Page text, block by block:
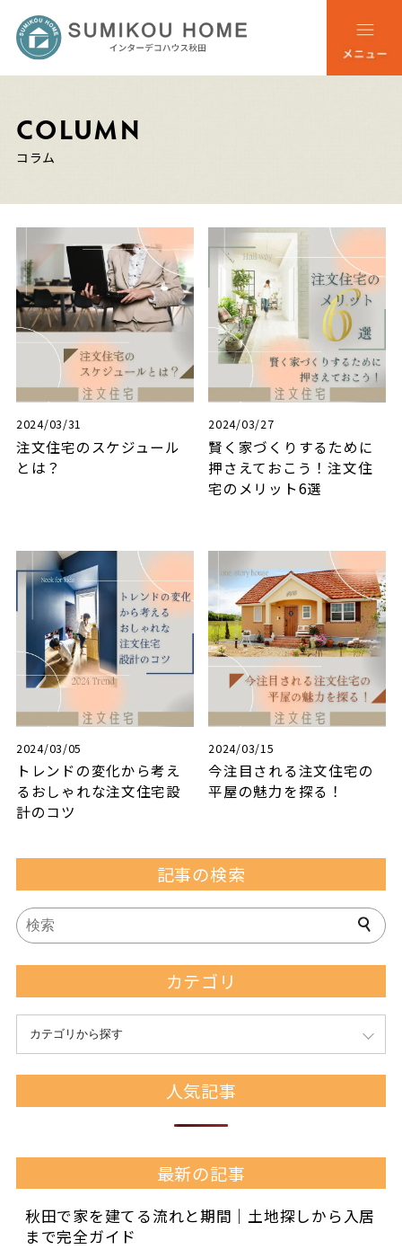
COLUMN
コラム
2024/03/31
注文住宅のスケジュール
とは？
2024/03/27
賢く家づくりするために
押さえておこう！注文住
宅のメリット6選
2024/03/05
トレンドの変化から考え
るおしゃれな注文住宅設
計のコツ
2024/03/15
今注目される注文住宅の
平屋の魅力を探る！
記事の検索
カテゴリ
カテゴリから探す
人気記事
最新の記事
秋田で家を建てる流れと期間｜土地探しから入居
まで完全ガイド